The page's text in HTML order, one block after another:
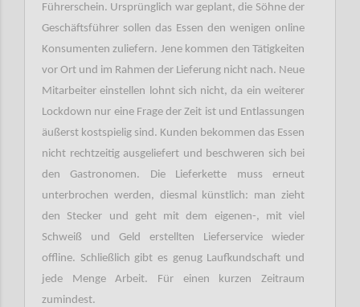
Führerschein. Ursprünglich war geplant, die Söhne der
Geschäftsführer sollen das Essen den wenigen online
Konsumenten zuliefern. Jene kommen den Tätigkeiten
vor Ort und im Rahmen der Lieferung nicht nach. Neue
Mitarbeiter einstellen lohnt sich nicht, da ein weiterer
Lockdown nur eine Frage der Zeit ist und Entlassungen
äußerst kostspielig sind. Kunden bekommen das Essen
nicht rechtzeitig ausgeliefert und beschweren sich bei
den Gastronomen. Die Lieferkette muss erneut
unterbrochen werden, diesmal künstlich: man zieht
den Stecker und geht mit dem eigenen-, mit viel
Schweiß und Geld erstellten Lieferservice wieder
offline. Schließlich gibt es genug Laufkundschaft und
jede Menge Arbeit. Für einen kurzen Zeitraum
zumindest.